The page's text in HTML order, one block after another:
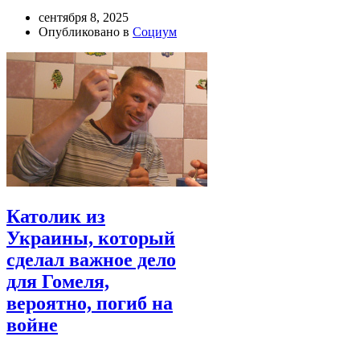
сентября 8, 2025
Опубликовано в Социум
Католик из
Украины, который
сделал важное дело
для Гомеля,
вероятно, погиб на
войне